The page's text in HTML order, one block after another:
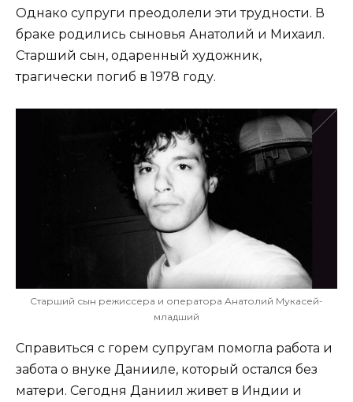
Однако супруги преодолели эти трудности. В
браке родились сыновья Анатолий и Михаил.
Старший сын, одаренный художник,
трагически погиб в 1978 году.
Старший сын режиссера и оператора Анатолий Мукасей-
младший
Справиться с горем супругам помогла работа и
забота о внуке Данииле, который остался без
матери. Сегодня Даниил живет в Индии и